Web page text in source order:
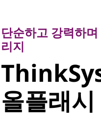
DS3200
레이
단순하고 강력하
리지
올플래